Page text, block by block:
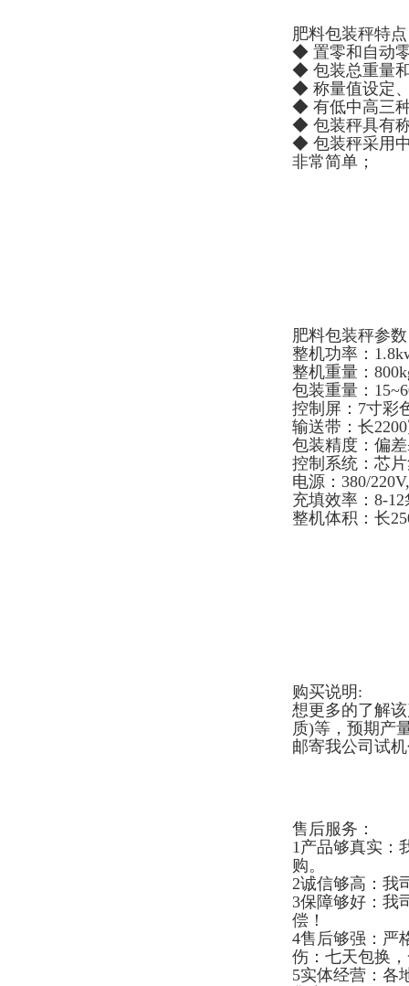
肥料包装秤特
◆ 置零和自动
◆ 包装总重量
◆ 称量值设定
◆ 有低中高三
◆ 包装秤具有
◆ 包装秤采用
非常简单；
肥料包装秤参
整机功率：
整机重量：
包装重量：
控制屏：7寸彩
输送带：长
包装精度：偏
控制系统：芯
电源：380/
充填效率：8-
整机体积：长
购买说明:
想更多的了解
质)等，预期产
邮寄我公司试
售后服务：
1产品够真实：
购。
2诚信够高：我
3保障够好：我
偿！
4售后够强：严
伤：七天包换
5实体经营：各